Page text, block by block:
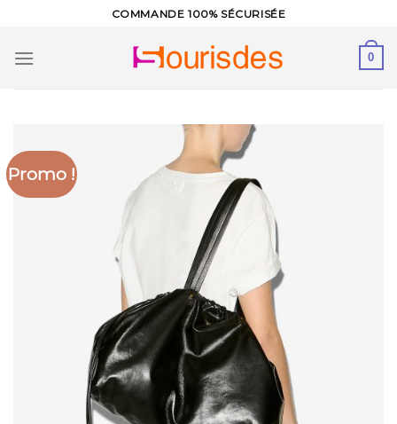
content
COMMANDE 100% SÉCURISÉE
0
Promo !